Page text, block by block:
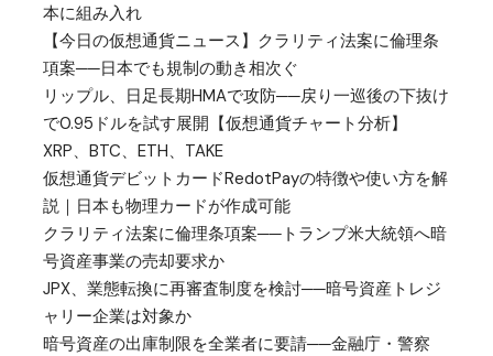
本に組み入れ
【今日の仮想通貨ニュース】クラリティ法案に倫理条
項案──日本でも規制の動き相次ぐ
リップル、日足長期HMAで攻防──戻り一巡後の下抜け
で0.95ドルを試す展開【仮想通貨チャート分析】
XRP、BTC、ETH、TAKE
仮想通貨デビットカードRedotPayの特徴や使い方を解
説｜日本も物理カードが作成可能
クラリティ法案に倫理条項案──トランプ米大統領へ暗
号資産事業の売却要求か
JPX、業態転換に再審査制度を検討──暗号資産トレジ
ャリー企業は対象か
暗号資産の出庫制限を全業者に要請──金融庁・警察